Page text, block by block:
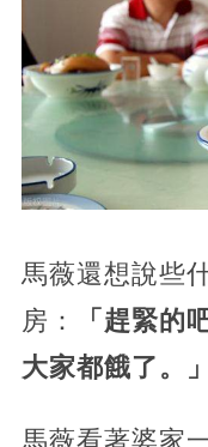
馬薇還想說些
房：
「趕緊的
大家都餓了。」
馬薇看著婆家